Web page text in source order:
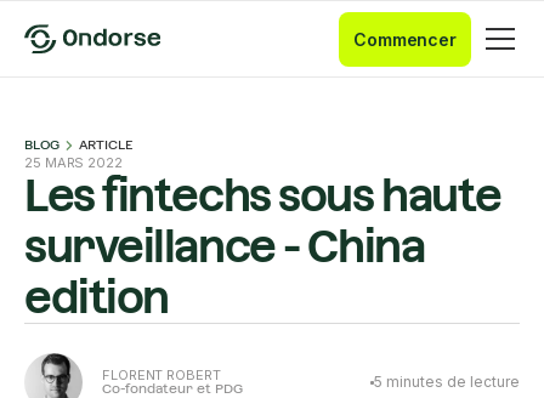
Commencer
BLOG ARTICLE
25 MARS 2022
Les fintechs sous haute
surveillance - China
edition
FLORENT ROBERT
Co-fondateur et PDG 5 minutes de lecture